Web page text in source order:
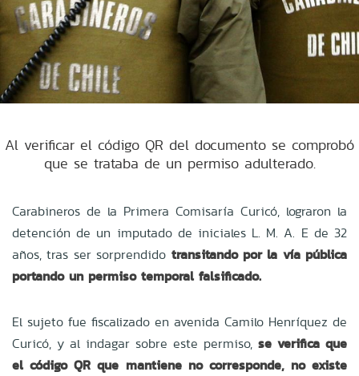
Al verificar el código QR del documento se comprobó
que se trataba de un permiso adulterado.
Carabineros de la Primera Comisaría Curicó, lograron la
detención de un imputado de iniciales L. M. A. E de 32
años, tras ser sorprendido transitando por la vía pública
portando un permiso temporal falsificado.
El sujeto fue fiscalizado en avenida Camilo Henríquez de
Curicó, y al indagar sobre este permiso, se verifica que
el código QR que mantiene no corresponde, no existe